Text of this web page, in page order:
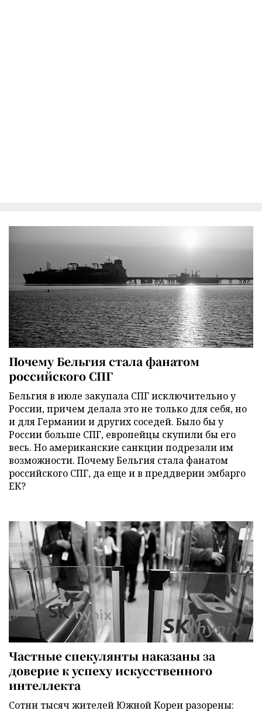
Почему Бельгия стала фанатом
российского СПГ
Бельгия в июле закупала СПГ исключительно у
России, причем делала это не только для себя, но
и для Германии и других соседей. Было бы у
России больше СПГ, европейцы скупили бы его
весь. Но американские санкции подрезали им
возможности. Почему Бельгия стала фанатом
российского СПГ, да еще и в преддверии эмбарго
ЕК?
Частные спекулянты наказаны за
доверие к успеху искусственного
интеллекта
Сотни тысяч жителей Южной Кореи разорены: